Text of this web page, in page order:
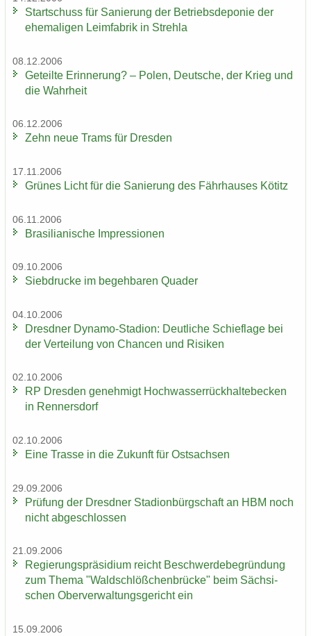
Start­schuss für Sa­nie­rung der Be­triebs­de­po­nie der
ehe­ma­li­gen Leim­fa­brik in Streh­la
08.12.2006
Ge­teil­te Er­in­ne­rung? – Polen, Deut­sche, der Krieg und
die Wahr­heit
06.12.2006
Zehn neue Trams für Dres­den
17.11.2006
Grü­nes Licht für die Sa­nie­rung des Fähr­hau­ses Kö­titz
06.11.2006
Bra­si­lia­ni­sche Im­pres­sio­nen
09.10.2006
Sieb­dru­cke im be­geh­ba­ren Qua­der
04.10.2006
Dresd­ner Dynamo-​Stadion: Deut­li­che Schief­la­ge bei
der Ver­tei­lung von Chan­cen und Ri­si­ken
02.10.2006
RP Dres­den ge­neh­migt Hoch­was­ser­rück­hal­te­be­cken
in Ren­ners­dorf
02.10.2006
Eine Tras­se in die Zu­kunft für Ost­sach­sen
29.09.2006
Prü­fung der Dresd­ner Sta­di­on­bürg­schaft an HBM noch
nicht ab­ge­schlos­sen
21.09.2006
Re­gie­rungs­prä­si­di­um reicht Be­schwer­de­be­grün­dung
zum Thema "Wald­schlöß­chen­brü­cke" beim Säch­si­
schen Ober­ver­wal­tungs­ge­richt ein
15.09.2006